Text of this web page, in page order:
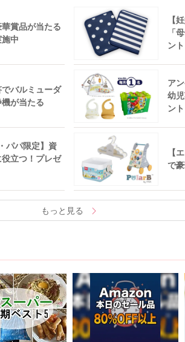
華賞品が当たる
中
【
「
ント
バルミューダ
が当たる
ア
幼
ント
パパ限定】資
立つ！プレゼ
【
で
もっと見る